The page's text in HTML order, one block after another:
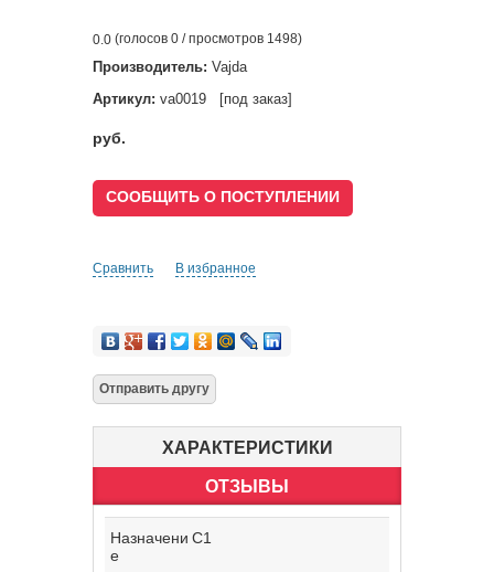
0.0 (голосов 0 / просмотров 1498)
Производитель: Vajda
Артикул: va0019 [под заказ]
руб.
СООБЩИТЬ О ПОСТУПЛЕНИИ
Сравнить В избранное
ХАРАКТЕРИСТИКИ
ОТЗЫВЫ
Назначени
е
C1